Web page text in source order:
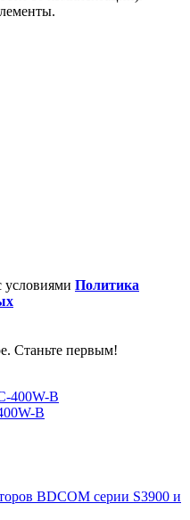
условиями Политика
Станьте первым!
B